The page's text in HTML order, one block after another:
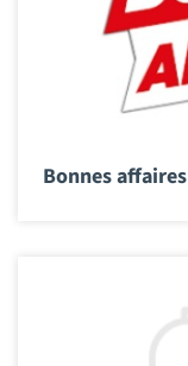
Bonnes affaires